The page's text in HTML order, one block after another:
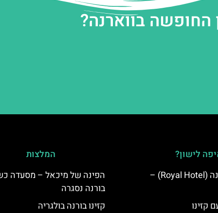
החופשה בווארנה?
לישון?
מלון רויאל ורנה (Royal Hotel) –
קזינו
המלצות
הפינה של מיכאל – מסעדה
בורנה נסגרה
קזינו בורנה בולגריה